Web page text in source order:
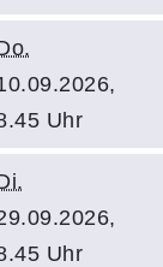
Uhr
Uhr